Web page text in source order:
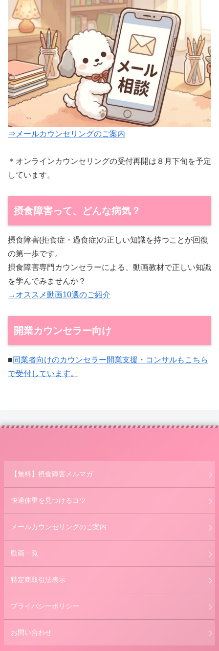
⇒メールカウンセリングのご案内
＊オンラインカウンセリングの受付再開は８月下旬を予定
しています。
摂食障害って、どんな病気？
摂食障害(拒食症・過食症)の正しい知識を持つことが回復
の第一歩です。
摂食障害専門カウンセラーによる、動画教材で正しい知識
を学んでみませんか？
→オススメ動画10選のご紹介
開業カウンセラー向け
■同業者向けのカウンセラー開業支援・コンサルもこちら
で受付しています。
【無料】摂食障害メルマガ
快適体重を見つけるコツ
メールカウンセリングのご案内
動画一覧
特定商取引法表示
プライバシーポリシー
お問い合わせ